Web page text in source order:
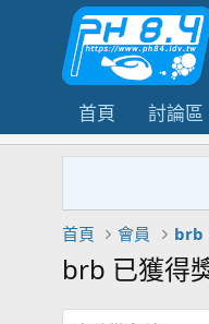
首頁 討論區
首頁 會員 brb
brb 已獲得